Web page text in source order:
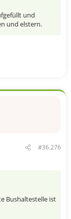
und
und elstern.
#36.276
Bushaltestelle ist